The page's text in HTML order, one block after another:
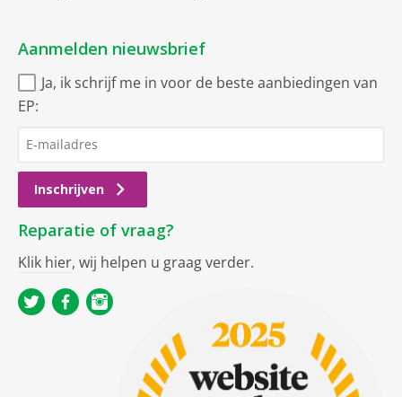
Aanmelden nieuwsbrief
Ja, ik schrijf me in voor de beste aanbiedingen van
EP:
Inschrijven
Reparatie of vraag?
Klik hier, wij helpen u graag verder.